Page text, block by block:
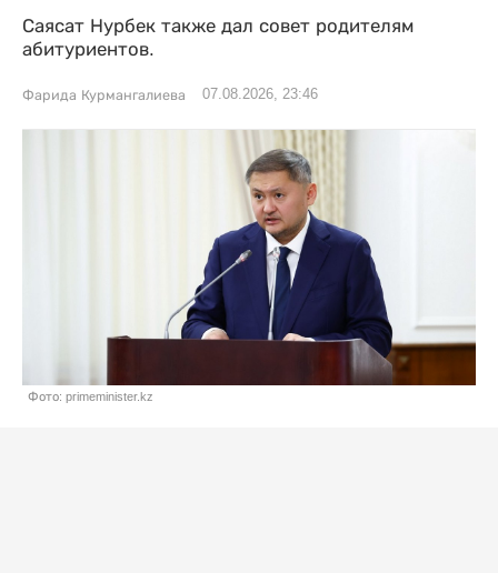
Саясат Нурбек также дал совет родителям
абитуриентов.
Фарида Курмангалиева 07.08.2026, 23:46
Фото: primeminister.kz